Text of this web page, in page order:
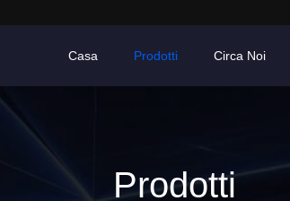
Casa Prodotti Circa Noi
Prodotti